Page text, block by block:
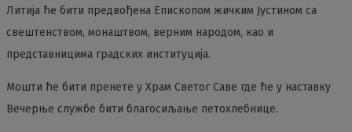
Литија ће бити предвођена Епископом жичким Јустином са
свештенством, монаштвом, верним народом, као и
представницима градских институција.
Мошти ће бити пренете у Храм Светог Саве где ће у наставку
Вечерње службе бити благосиљање петохлебнице.